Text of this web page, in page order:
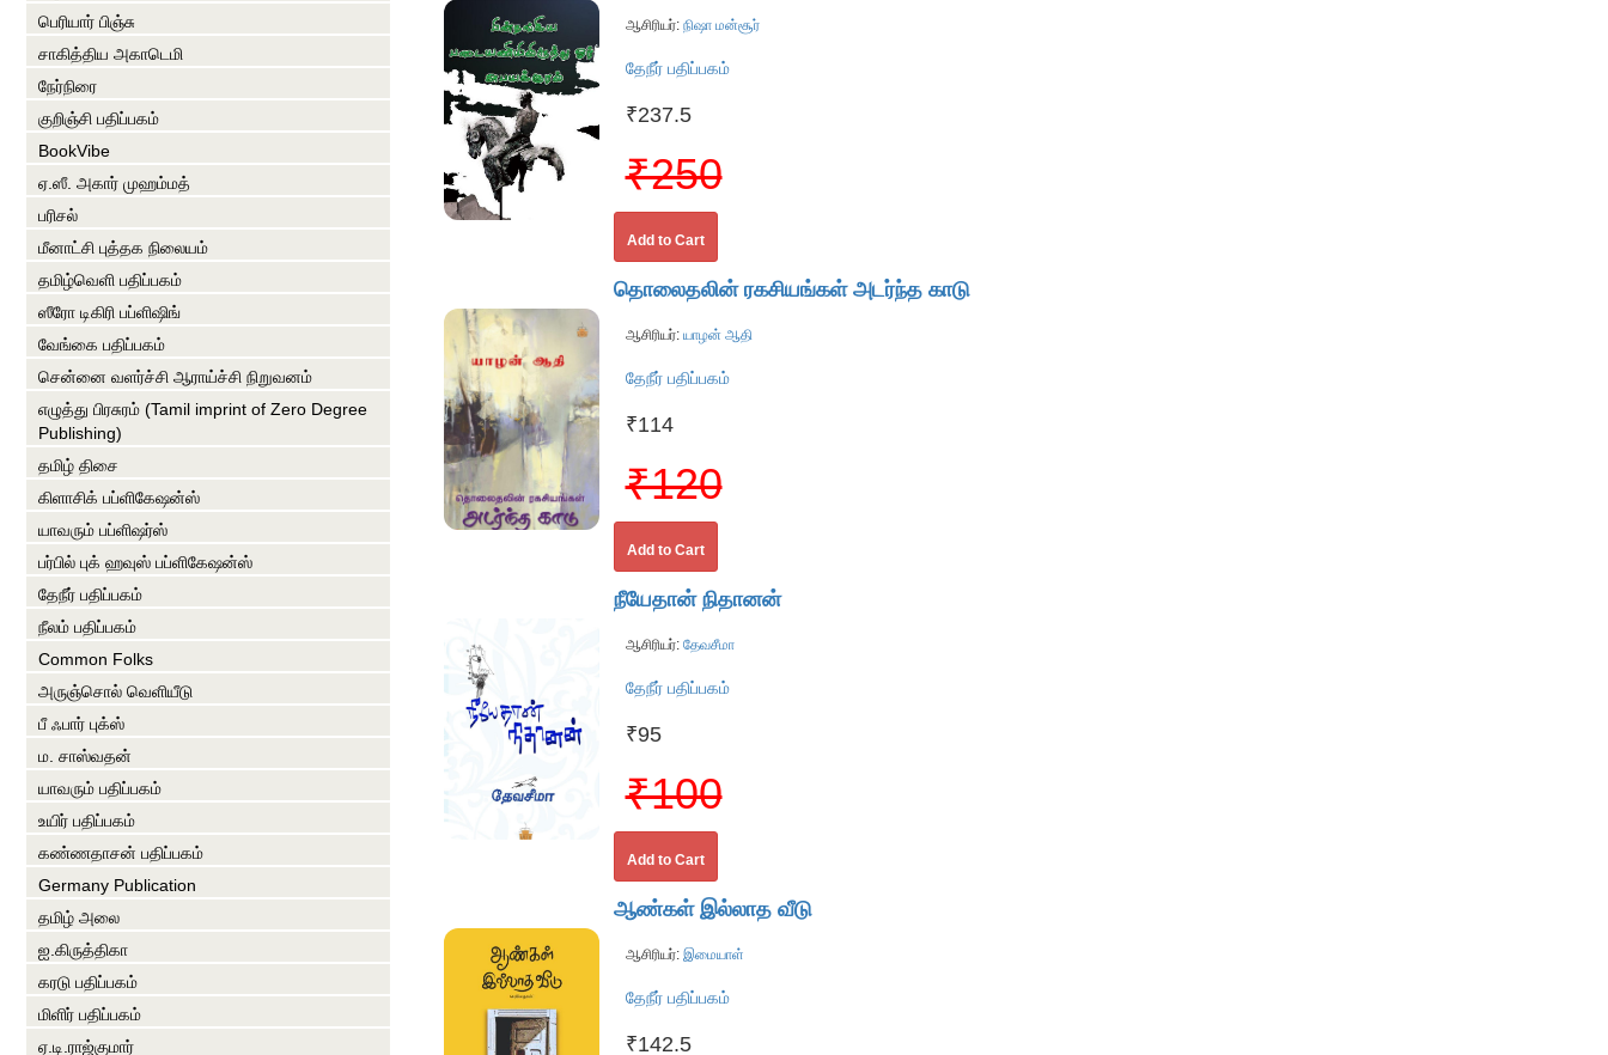
பெரியார் பிஞ்சு
சாகித்திய அகாடெமி
நேர்நிரை
குறிஞ்சி பதிப்பகம்
BookVibe
ஏ.ஸீ. அகார் முஹம்மத்
பரிசல்
மீனாட்சி புத்தக நிலையம்
தமிழ்வெளி பதிப்பகம்
ஸீரோ டிகிரி பப்ளிஷிங்
வேங்கை பதிப்பகம்
சென்னை வளர்ச்சி ஆராய்ச்சி நிறுவனம்
எழுத்து பிரசுரம் (Tamil imprint of Zero Degree
Publishing)
தமிழ் திசை
கிளாசிக் பப்ளிகேஷன்ஸ்
யாவரும் பப்ளிஷர்ஸ்
பர்பில் புக் ஹவுஸ் பப்ளிகேஷன்ஸ்
தேநீர் பதிப்பகம்
நீலம் பதிப்பகம்
Common Folks
அருஞ்சொல் வெளியீடு
பீ ஃபார் புக்ஸ்
ம. சாஸ்வதன்
யாவரும் பதிப்பகம்
உயிர் பதிப்பகம்
கண்ணதாசன் பதிப்பகம்
Germany Publication
தமிழ் அலை
ஐ.கிருத்திகா
கரடு பதிப்பகம்
மிளிர் பதிப்பகம்
ஏ.டி.ராஜ்குமார்
ஆசிரியர்:நிஷா மன்சூர்
தேநீர் பதிப்பகம்
₹237.5
₹250
Add to Cart
தொலைதலின் ரகசியங்கள் அடர்ந்த காடு
ஆசிரியர்:யாழன் ஆதி
தேநீர் பதிப்பகம்
₹114
₹120
Add to Cart
நீயேதான் நிதானன்
ஆசிரியர்:தேவசீமா
தேநீர் பதிப்பகம்
₹95
₹100
Add to Cart
ஆண்கள் இல்லாத வீடு
ஆசிரியர்:இமையாள்
தேநீர் பதிப்பகம்
₹142.5